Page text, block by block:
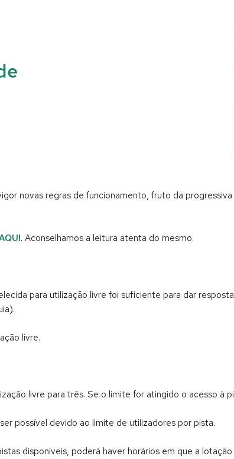
novas regras de funcionamento, fruto da
. Aconselhamos a leitura atenta do mesmo.
para utilização livre foi suficiente para dar
livre.
livre para três. Se o limite for atingido o acesso à
possível devido ao limite de utilizadores por pista.
disponíveis, poderá haver horários em que a